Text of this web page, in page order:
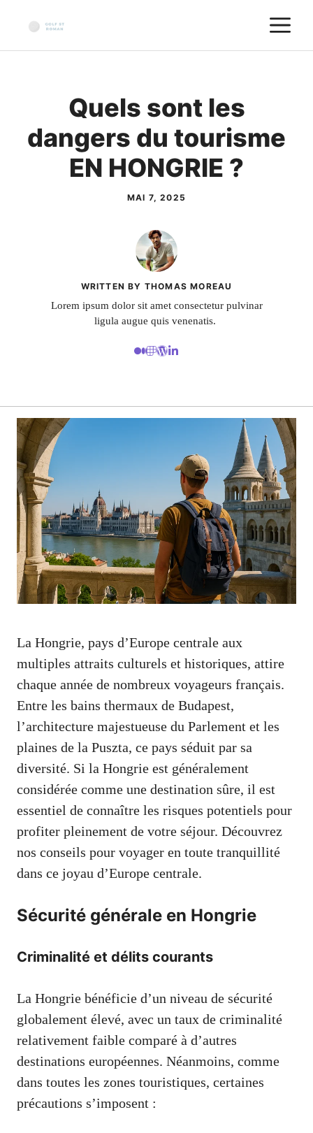
contenu
Quels sont les
dangers du tourisme
EN HONGRIE ?
MAI 7, 2025
WRITTEN BY THOMAS MOREAU
Lorem ipsum dolor sit amet consectetur pulvinar
ligula augue quis venenatis.
La Hongrie, pays d’Europe centrale aux
multiples attraits culturels et historiques, attire
chaque année de nombreux voyageurs français.
Entre les bains thermaux de Budapest,
l’architecture majestueuse du Parlement et les
plaines de la Puszta, ce pays séduit par sa
diversité. Si la Hongrie est généralement
considérée comme une destination sûre, il est
essentiel de connaître les risques potentiels pour
profiter pleinement de votre séjour. Découvrez
nos conseils pour voyager en toute tranquillité
dans ce joyau d’Europe centrale.
Sécurité générale en Hongrie
Criminalité et délits courants
La Hongrie bénéficie d’un niveau de sécurité
globalement élevé, avec un taux de criminalité
relativement faible comparé à d’autres
destinations européennes. Néanmoins, comme
dans toutes les zones touristiques, certaines
précautions s’imposent :